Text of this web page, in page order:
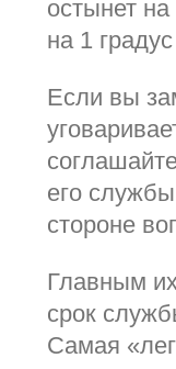
остынет
на 1
Если вы
его
стороне
Главным
срок
Самая